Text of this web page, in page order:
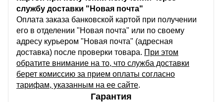
службу доставки "Новая почта"
Оплата заказа банковской картой при получении
его в отделении "Новая почта" или по своему
адресу курьером "Новая почта" (адресная
доставка) после проверки товара. При этом
обратите внимание на то, что служба доставки
берет комиссию за прием оплаты согласно
тарифам, указанным на ее сайте.
Гарантия